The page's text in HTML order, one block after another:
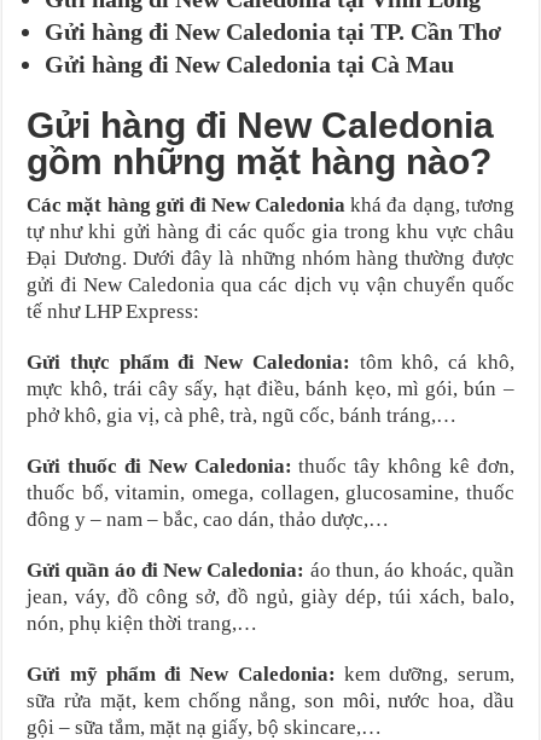
Gửi hàng đi New Caledonia tại TP. Cần Thơ
Gửi hàng đi New Caledonia tại Cà Mau
Gửi hàng đi New Caledonia
gồm những mặt hàng nào?
Các mặt hàng gửi đi New Caledoniakhá đa dạng, tương
tự như khi gửi hàng đi các quốc gia trong khu vực châu
Đại Dương. Dưới đây là những nhóm hàng thường được
gửi đi New Caledonia qua các dịch vụ vận chuyển quốc
tế như LHP Express:
Gửi thực phẩm đi New Caledonia: tôm khô, cá khô,
mực khô, trái cây sấy, hạt điều, bánh kẹo, mì gói, bún –
phở khô, gia vị, cà phê, trà, ngũ cốc, bánh tráng,…
Gửi thuốc đi New Caledonia: thuốc tây không kê đơn,
thuốc bổ, vitamin, omega, collagen, glucosamine, thuốc
đông y – nam – bắc, cao dán, thảo dược,…
Gửi quần áo đi New Caledonia: áo thun, áo khoác, quần
jean, váy, đồ công sở, đồ ngủ, giày dép, túi xách, balo,
nón, phụ kiện thời trang,…
Gửi mỹ phẩm đi New Caledonia: kem dưỡng, serum,
sữa rửa mặt, kem chống nắng, son môi, nước hoa, dầu
gội – sữa tắm, mặt nạ giấy, bộ skincare,…